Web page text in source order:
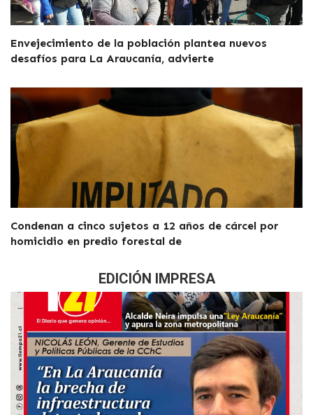
Envejecimiento de la población plantea nuevos
desafíos para La Araucanía, advierte
Condenan a cinco sujetos a 12 años de cárcel por
homicidio en predio forestal de
EDICIÓN IMPRESA